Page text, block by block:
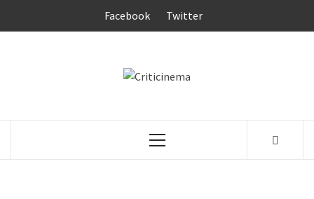
Facebook Twitter
Menú